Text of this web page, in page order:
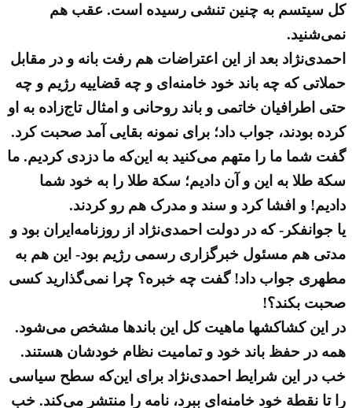
کل سیتسم به چنین تنشی رسیده است. عقب هم
نمی‌شنید.
احمدی‌نژاد بعد از این اعتراضات هم رفت بانه و در مقابل
حملاتی که چه باند خود خامنه‌ای و چه قضاییه رژیم و چه
حتی اطرافیان خاتمی و باند روحانی و امثال تاج‌زاده به او
کرده بودند، جواب داد؛ برای نمونه بقایی آمد صحبت کرد.
گفت شما ما را متهم می‌کنید به این‌که ما دزدی کردیم. ما
سکة‌ طلا به این و آن دادیم؛ سکة‌ طلا را به خود شما
دادیم! و افشا کرد و سند و مدرک هم رو کردند.
یا جوانفکر- که در دولت احمدی‌نژاد از روزنامه‌ایران بود و
مدتی هم مسئول خبرگزاری رسمی رژیم بود- این هم به
مطهری جواب داد! گفت چه خبره؟ چرا نمی‌گذارید کسی
صحبت بکند؟!
در این کشاکشها ماهیت کل این باندها مشخص می‌شود.
همه در حفظ باند خود و تمامیت نظام خودشان هستند.
خب در این شرایط احمدی‌نژاد برای این‌که سطح سیاسی
را تا نقطة‌ خود خامنه‌ای ببرد، نامه را منتشر می‌کند. خب